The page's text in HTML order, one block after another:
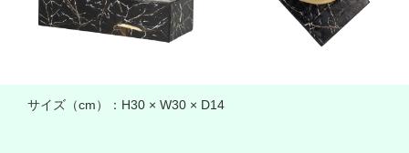
サイズ（cm）： H30 × W30 × D14